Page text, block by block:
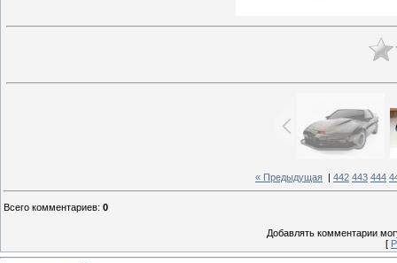
« Предыдущая 442 443 444
Всего комментариев: 0
Добавлять комментарии
[